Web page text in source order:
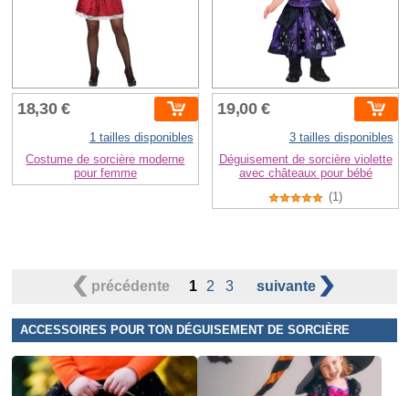
18,30 €
1 tailles disponibles
Costume de sorcière moderne
pour femme
19,00 €
3 tailles disponibles
Déguisement de sorcière violette
avec châteaux pour bébé
(1)
précédente 1 2 3 suivante
ACCESSOIRES POUR TON DÉGUISEMENT DE SORCIÈRE